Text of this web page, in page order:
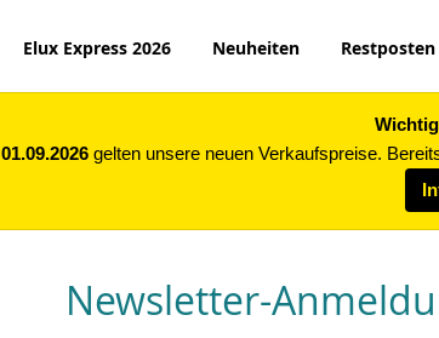
Elux Express 2026 Neuheiten Restposten
01.09.2026gelten unsere neuen Verkaufspreise.
Newsletter-